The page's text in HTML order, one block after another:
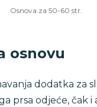
Osnova za 50-60 str.
osnovu
dodatka za
prsa odjeće, čak i